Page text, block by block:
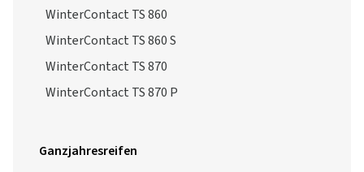
WinterContact TS 860
WinterContact TS 860 S
WinterContact TS 870
WinterContact TS 870 P
Ganzjahresreifen